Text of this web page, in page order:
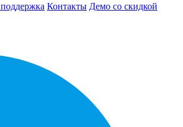
Контакты Демо со скидкой